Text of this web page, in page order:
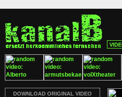
DOWNLOAD ORIGINAL VIDEO